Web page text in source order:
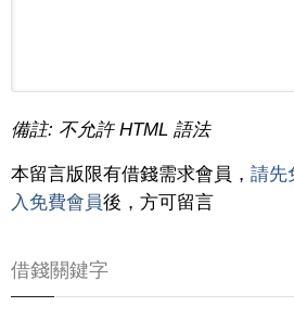
備註: 不允許 HTML 語法
本留言版限有借錢需求會員， 請先
入免費會員後，方可留言
借錢關鍵字